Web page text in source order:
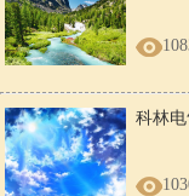
科林电